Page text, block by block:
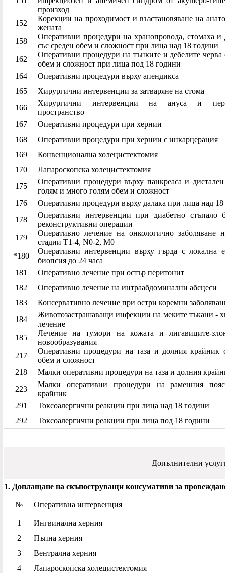
произход
152
Корекции на проходимост и възстановяване на
жената
158
Оперативни процедури на хранопровода, стомаха и
със среден обем и сложност при лица над 18 години
162
Оперативни процедури на тънките и дебелите черва
обем и сложност при лица под 18 години
164
Оперативни процедури върху апендикса
165
Хирургични интервенции за затваряне на стома
166
Хирургични интервенции на ануса и
пространство
167
Оперативни процедури при хернии
168
Оперативни процедури при хернии с инкарцерация
169
Конвенционална холецистектомия
170
Лапароскопска холецистектомия
175
Оперативни процедури върху панкреаса и
голям и много голям обем и сложност
176
Оперативни процедури върху далака при лица над
178
Оперативни интервенции при диабетно стъпало
реконструктивни операции
179
Оперативно лечение на онкологично заболяване
стадии Т1-4, N0-2, М0
*180
Оперативни интервенции върху гърда с локална
биопсия до 24 часа
181
Оперативно лечение при остър перитонит
182
Оперативно лечение на интраабдоминални абсцеси
183
Консервативно лечение при остри коремни
184
Животозастрашаващи инфекции на меките тъкани -
лечение
185
Лечение на тумори на кожата и лигавиците-
новообразувания
217
Оперативни процедури на таза и долния крайник
обем и сложност
218
Малки оперативни процедури на таза и долния
223
Малки оперативни процедури на раменния
крайник
291
Токсоалергични реакции при лица над 18 години
292
Токсоалергични реакции при лица под 18 години
Допълнителни
1. Доплащане на скъпоструващи консумативи за
№ Оперативна интервенция
1
Ингвинална херния
2
Пъпна херния
3
Вентрална херния
4
Лапароскопска холецистектомия